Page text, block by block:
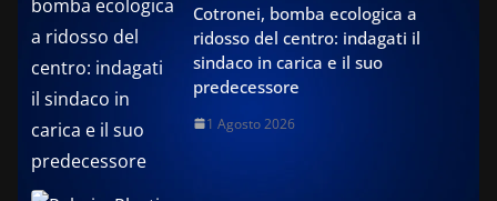
Cotronei, bomba ecologica a
ridosso del centro: indagati il
sindaco in carica e il suo
predecessore
1 Agosto 2026